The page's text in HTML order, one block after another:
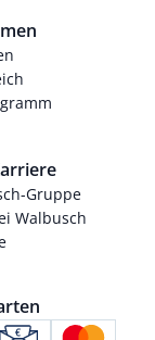
Gruppe
Walbusch